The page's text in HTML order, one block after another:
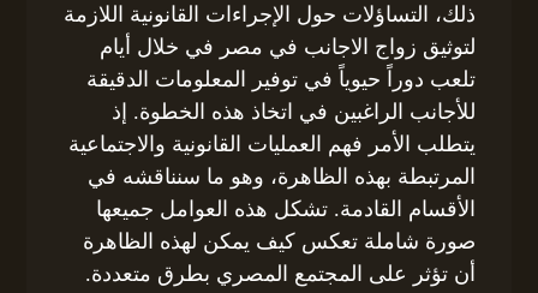
ذلك، التساؤلات حول الإجراءات القانونية اللازمة
لتوثيق زواج الاجانب في مصر في خلال أيام
تلعب دوراً حيوياً في توفير المعلومات الدقيقة
للأجانب الراغبين في اتخاذ هذه الخطوة. إذ
يتطلب الأمر فهم العمليات القانونية والاجتماعية
المرتبطة بهذه الظاهرة، وهو ما سنناقشه في
الأقسام القادمة. تشكل هذه العوامل جميعها
صورة شاملة تعكس كيف يمكن لهذه الظاهرة
أن تؤثر على المجتمع المصري بطرق متعددة.